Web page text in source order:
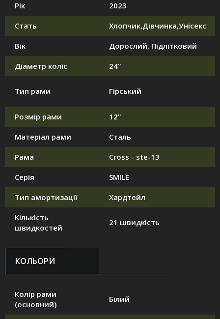
Рік 2023
Стать Хлопчик,Дівчинка,Унісекс
Вік Дорослий, Підлітковий
Діаметр коліс 24"
Тип рами Гірський
Розмір рами 12"
Матеріал рами Сталь
Рама Cross - ste-13
Серія SMILE
Тип амортизації Хардтейл
Кількість
швидкостей
21 швидкість
КОЛЬОРИ
Колір рами
(основний)
Білий